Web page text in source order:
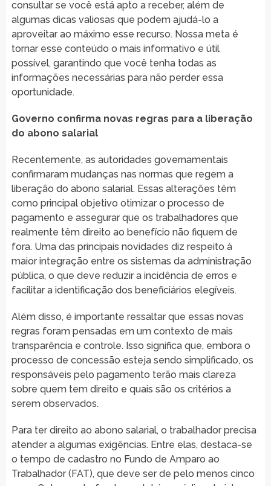
consultar se você está apto a receber, além de
algumas dicas valiosas que podem ajudá-lo a
aproveitar ao máximo esse recurso. Nossa meta é
tornar esse conteúdo o mais informativo e útil
possível, garantindo que você tenha todas as
informações necessárias para não perder essa
oportunidade.
Governo confirma novas regras para a liberação
do abono salarial
Recentemente, as autoridades governamentais
confirmaram mudanças nas normas que regem a
liberação do abono salarial. Essas alterações têm
como principal objetivo otimizar o processo de
pagamento e assegurar que os trabalhadores que
realmente têm direito ao benefício não fiquem de
fora. Uma das principais novidades diz respeito à
maior integração entre os sistemas da administração
pública, o que deve reduzir a incidência de erros e
facilitar a identificação dos beneficiários elegíveis.
Além disso, é importante ressaltar que essas novas
regras foram pensadas em um contexto de mais
transparência e controle. Isso significa que, embora o
processo de concessão esteja sendo simplificado, os
responsáveis pelo pagamento terão mais clareza
sobre quem tem direito e quais são os critérios a
serem observados.
Para ter direito ao abono salarial, o trabalhador precisa
atender a algumas exigências. Entre elas, destaca-se
o tempo de cadastro no Fundo de Amparo ao
Trabalhador (FAT), que deve ser de pelo menos cinco